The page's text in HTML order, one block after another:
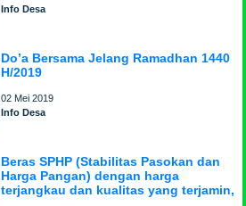
Info Desa
Do’a Bersama Jelang Ramadhan 1440
H/2019
02 Mei 2019
Info Desa
Beras SPHP (Stabilitas Pasokan dan
Harga Pangan) dengan harga
terjangkau dan kualitas yang terjamin,